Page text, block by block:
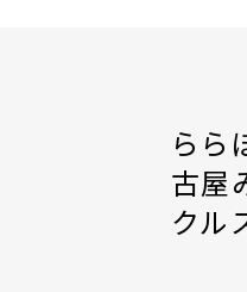
らら
古屋
クル